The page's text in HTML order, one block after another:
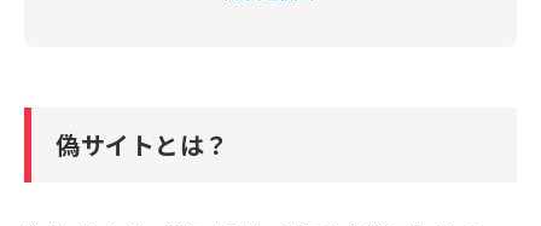
はずのないものが安くなっている
偽サイトとは？